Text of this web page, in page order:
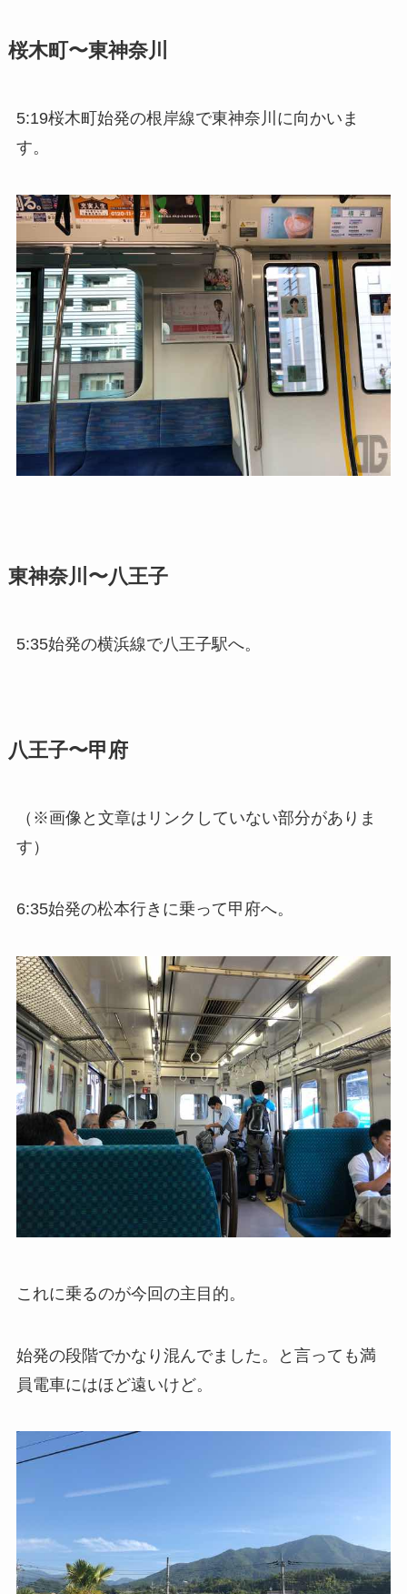
桜木町〜東神奈川
5:19桜木町始発の根岸線で東神奈川に向かいま
す。
東神奈川〜八王子
5:35始発の横浜線で八王子駅へ。
八王子〜甲府
（※画像と文章はリンクしていない部分がありま
す）
6:35始発の松本行きに乗って甲府へ。
これに乗るのが今回の主目的。
始発の段階でかなり混んでました。と言っても満
員電車にはほど遠いけど。